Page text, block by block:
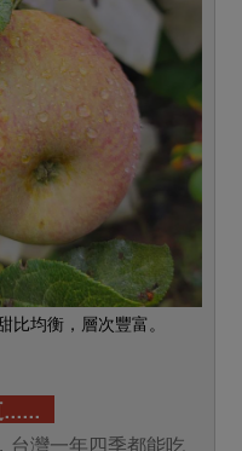
比均衡，層次豐富。
……
台灣一年四季都能吃